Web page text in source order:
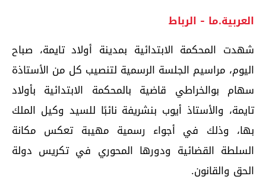
العربية.ما - الرباط
شهدت المحكمة الابتدائية بمدينة أولاد تايمة، صباح
اليوم، مراسيم الجلسة الرسمية لتنصيب كل من الأستاذة
سهام بوالخراطي قاضية بالمحكمة الابتدائية بأولاد
تايمة، والأستاذ أيوب بنشريفة نائبًا للسيد وكيل الملك
بها، وذلك في أجواء رسمية مهيبة تعكس مكانة
السلطة القضائية ودورها المحوري في تكريس دولة
الحق والقانون.